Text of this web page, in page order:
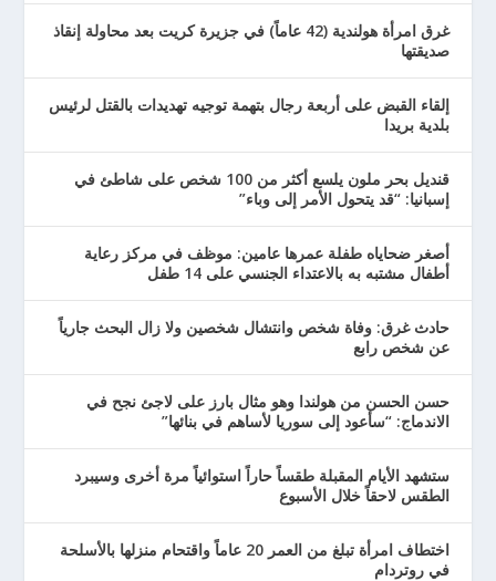
غرق امرأة هولندية (42 عاماً) في جزيرة كريت بعد محاولة إنقاذ
صديقتها
إلقاء القبض على أربعة رجال بتهمة توجيه تهديدات بالقتل لرئيس
بلدية بريدا
قنديل بحر ملون يلسع أكثر من 100 شخص على شاطئ في
إسبانيا: “قد يتحول الأمر إلى وباء”
أصغر ضحاياه طفلة عمرها عامين: موظف في مركز رعاية
أطفال مشتبه به بالاعتداء الجنسي على 14 طفل
حادث غرق: وفاة شخص وانتشال شخصين ولا زال البحث جارياً
عن شخص رابع
حسن الحسن من هولندا وهو مثال بارز على لاجئ نجح في
الاندماج: “سأعود إلى سوريا لأساهم في بنائها”
ستشهد الأيام المقبلة طقساً حاراً استوائياً مرة أخرى وسيبرد
الطقس لاحقاً خلال الأسبوع
اختطاف امرأة تبلغ من العمر 20 عاماً واقتحام منزلها بالأسلحة
في روتردام